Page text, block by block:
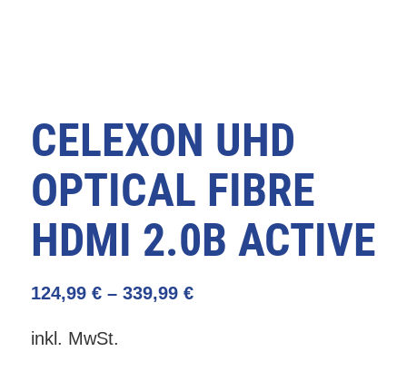
CELEXON UHD
OPTICAL FIBRE
HDMI 2.0B ACTIVE
124,99 €– 339,99 €
inkl. MwSt.